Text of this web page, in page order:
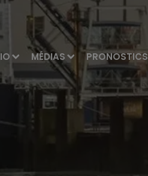
MÉDIAS PRONOSTICS